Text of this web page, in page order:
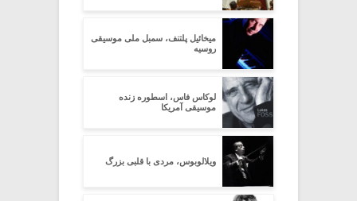
میخائیل پلتنف، سمبل ملی موسیقی
روسیه
لوکاس فاس، اسطوره زنده
موسیقی آمریکا
ویلالوبوس، مردی با قلبی بزرگ